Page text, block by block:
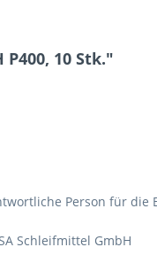
P400, 10 Stk."
Person für die
Schleifmittel GmbH